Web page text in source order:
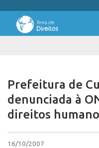
Prefeitura de
denunciada à
direitos
16/10/2007